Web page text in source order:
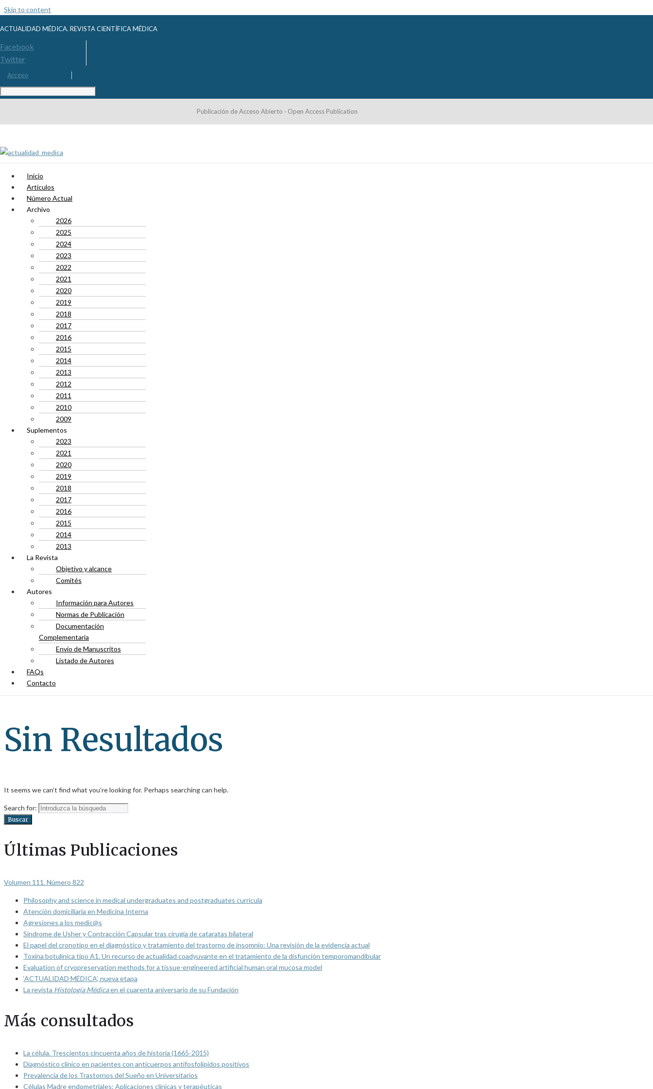
Skip to content
ACTUALIDAD MÉDICA. REVISTA CIENTÍFICA MÉDICA
Facebook
Twitter
Acceso
Publicación de Acceso Abierto · Open Access Publication
Inicio
Artículos
Número Actual
Archivo
2026
2025
2024
2023
2022
2021
2020
2019
2018
2017
2016
2015
2014
2013
2012
2011
2010
2009
Suplementos
2023
2021
2020
2019
2018
2017
2016
2015
2014
2013
La Revista
Objetivo y alcance
Comités
Autores
Información para Autores
Normas de Publicación
Documentación
Complementaria
Envío de Manuscritos
Listado de Autores
FAQs
Contacto
Sin Resultados
It seems we can’t find what you’re looking for. Perhaps searching can help.
Search for:
Buscar
Últimas Publicaciones
Volumen 111. Número 822
Philosophy and science in medical undergraduates and postgraduates curricula
Atención domiciliaria en Medicina Interna
Agresiones a los medic@s
Síndrome de Usher y Contracción Capsular tras cirugía de cataratas bilateral
El papel del cronotipo en el diagnóstico y tratamiento del trastorno de insomnio: Una revisión de la evidencia actual
Toxina botulínica tipo A1. Un recurso de actualidad coadyuvante en el tratamiento de la disfunción temporomandibular
Evaluation of cryopreservation methods for a tissue-engineered artificial human oral mucosa model
‘ACTUALIDAD MÉDICA’, nueva etapa
La revista Histología Médicaen el cuarenta aniversario de su Fundación
Más consultados
La célula. Trescientos cincuenta años de historia (1665-2015)
Diagnóstico clínico en pacientes con anticuerpos antifosfolípidos positivos
Prevalencia de los Trastornos del Sueño en Universitarios
Células Madre endometriales: Aplicaciones clínicas y terapéuticas